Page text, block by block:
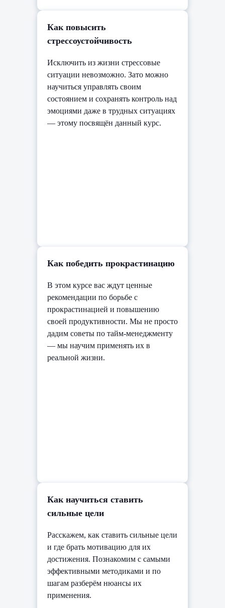
Как повысить
стрессоустойчивость
Исключить из жизни стрессовые
ситуации невозможно. Зато можно
научиться управлять своим
состоянием и сохранять контроль над
эмоциями даже в трудных ситуациях
— этому посвящён данный курс.
Как победить прокрастинацию
В этом курсе вас ждут ценные
рекомендации по борьбе с
прокрастинацией и повышению
своей продуктивности. Мы не просто
дадим советы по тайм-менеджменту
— мы научим применять их в
реальной жизни.
Как научиться ставить
сильные цели
Расскажем, как ставить сильные цели
и где брать мотивацию для их
достижения. Познакомим с самыми
эффективными методиками и по
шагам разберём нюансы их
применения.